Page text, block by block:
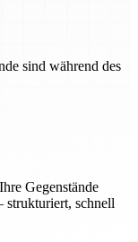
sind während des
Gegenstände
strukturiert, schnell